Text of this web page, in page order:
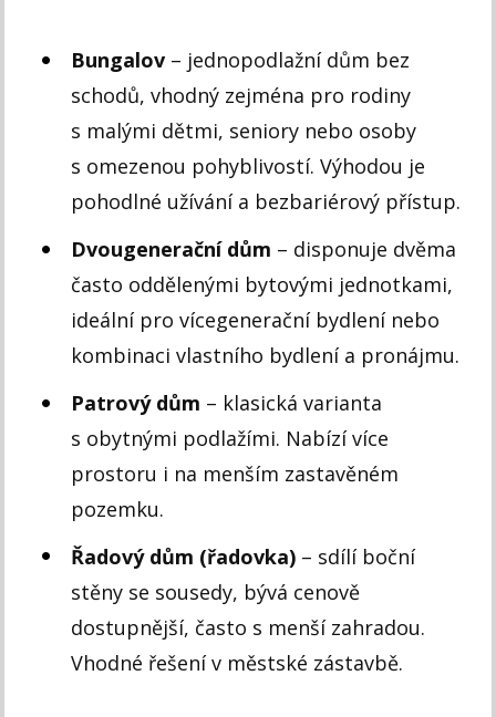
Bungalov – jednopodlažní dům bez
schodů, vhodný zejména pro rodiny
s malými dětmi, seniory nebo osoby
s omezenou pohyblivostí. Výhodou je
pohodlné užívání a bezbariérový přístup.
Dvougenerační dům – disponuje dvěma
často oddělenými bytovými jednotkami,
ideální pro vícegenerační bydlení nebo
kombinaci vlastního bydlení a pronájmu.
Patrový dům – klasická varianta
s obytnými podlažími. Nabízí více
prostoru i na menším zastavěném
pozemku.
Řadový dům (řadovka) – sdílí boční
stěny se sousedy, bývá cenově
dostupnější, často s menší zahradou.
Vhodné řešení v městské zástavbě.